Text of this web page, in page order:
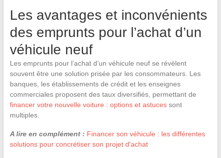
Les avantages et inconvénients
des emprunts pour l’achat d’un
véhicule neuf
Les emprunts pour l’achat d’un véhicule neuf se révèlent
souvent être une solution prisée par les consommateurs. Les
banques, les établissements de crédit et les enseignes
commerciales proposent des taux diversifiés, permettant de
financer votre nouvelle voiture : options et astucessont
multiples.
A lire en complément : Financer son véhicule : les différentes
solutions pour concrétiser son projet d'achat